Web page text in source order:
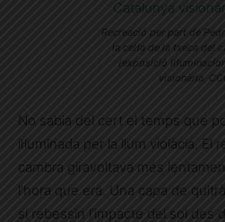
Recreació per part de
la cel·la de la txeca del
(exposició
visionària.
No sabia del cert el temps que
il·luminada per la llum violàcia.
cambra giravoltava més
l’hora que era. Una capa de
si rebessin l’impacte del sol des